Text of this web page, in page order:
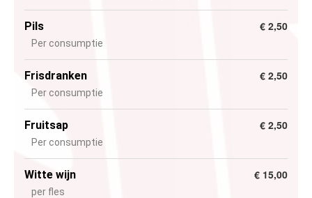
Pils
Per consumptie
€ 2,50
Frisdranken
Per consumptie
€ 2,50
Fruitsap
Per consumptie
€ 2,50
Witte wijn
per fles
€ 15,00